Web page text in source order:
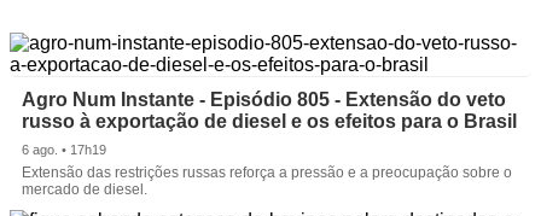
Agro Num Instante - Episódio 805 - Extensão do veto
russo à exportação de diesel e os efeitos para o Brasil
6 ago. • 17h19
Extensão das restrições russas reforça a pressão e a preocupação sobre o
mercado de diesel.